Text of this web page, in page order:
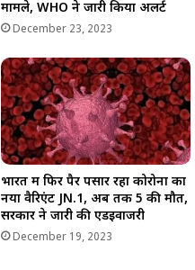
मामले, WHO ने जारी किया अलर्ट
December 23, 2023
भारत में फिर पैर पसार रहा कोरोना का
नया वैरिएंट JN.1, अब तक 5 की मौत,
सरकार ने जारी की एडइवाजरी
December 19, 2023